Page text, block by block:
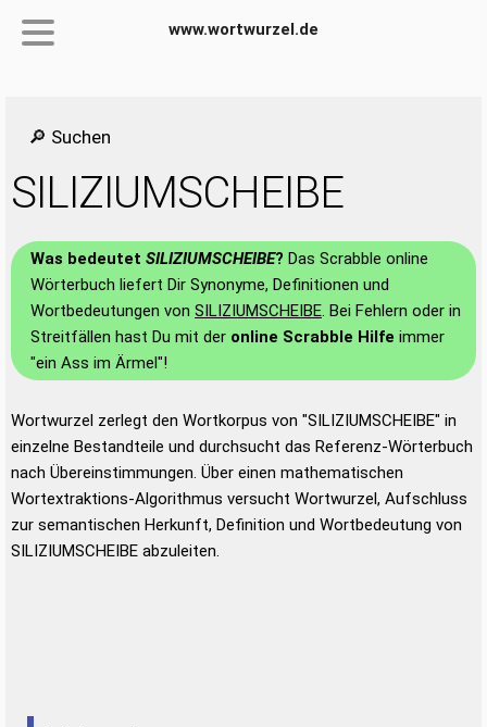
www.wortwurzel.de
🔎 Suchen
SILIZIUMSCHEIBE
Was bedeutet SILIZIUMSCHEIBE? Das Scrabble online
Wörterbuch liefert Dir Synonyme, Definitionen und
Wortbedeutungen von SILIZIUMSCHEIBE. Bei Fehlern oder in
Streitfällen hast Du mit der online Scrabble Hilfe immer
"ein Ass im Ärmel"!
Wortwurzel zerlegt den Wortkorpus von "SILIZIUMSCHEIBE" in
einzelne Bestandteile und durchsucht das Referenz-Wörterbuch
nach Übereinstimmungen. Über einen mathematischen
Wortextraktions-Algorithmus versucht Wortwurzel, Aufschluss
zur semantischen Herkunft, Definition und Wortbedeutung von
SILIZIUMSCHEIBE abzuleiten.